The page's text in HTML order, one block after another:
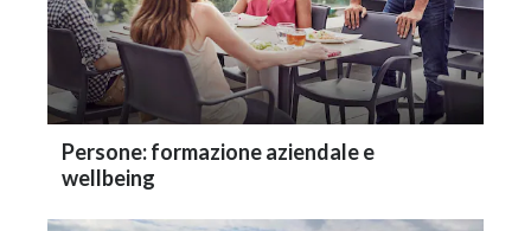
Persone: formazione aziendale e
wellbeing